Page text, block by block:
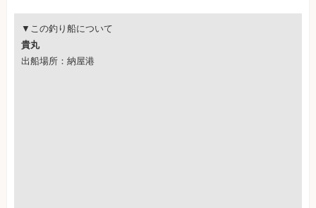
▼この釣り船について
貴丸
出船場所：納屋港